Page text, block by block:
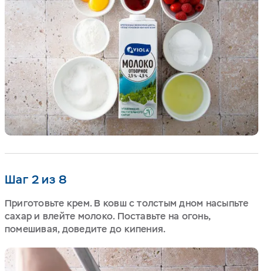
Шаг 2 из 8
Приготовьте крем. В ковш с толстым дном насыпьте
сахар и влейте молоко. Поставьте на огонь,
помешивая, доведите до кипения.